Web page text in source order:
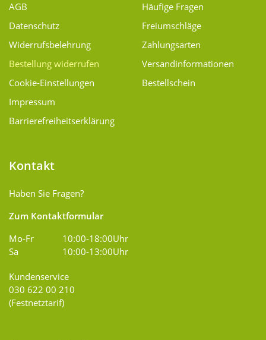
AGB
Datenschutz
Widerrufsbelehrung
Bestellung widerrufen
Cookie-Einstellungen
Impressum
Barrierefreiheitserklärung
Häufige Fragen
Freiumschläge
Zahlungsarten
Versand­informationen
Bestellschein
Kontakt
Haben Sie Fragen?
Zum Kontaktformular
Mo-Fr
10:00-18:00Uhr
Sa
10:00-13:00Uhr
Kundenservice
030 622 00 210
(Festnetztarif)